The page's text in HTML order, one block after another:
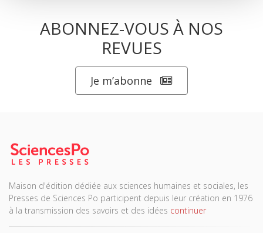
ABONNEZ-VOUS À NOS
REVUES
Je m’abonne
Maison d'édition dédiée aux sciences humaines et sociales, les
Presses de Sciences Po participent depuis leur création en 1976
à la transmission des savoirs et des idées continuer